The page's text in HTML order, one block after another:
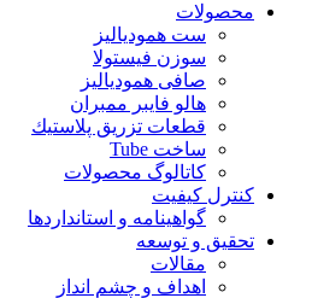
ست همودیالیز
سوزن فیستولا
صافی همودیالیز
هالو فایبر ممبران
قطعات تزريق پلاستيك
ساخت Tube
کاتالوگ محصولات
کیفیت
گواهينامه و استانداردها
و توسعه
مقالات
اهداف و چشم انداز